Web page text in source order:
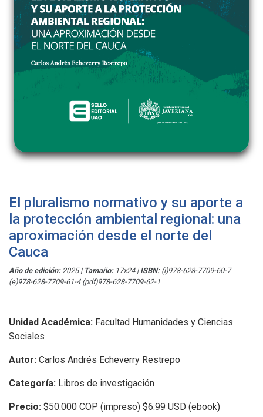
El pluralismo normativo y su aporte a
la protección ambiental regional: una
aproximación desde el norte del
Cauca
Año de edición: 2025| Tamaño: 17x24 |ISBN: (i)978-628-7709-60-7
(e)978-628-7709-61-4 (pdf)978-628-7709-62-1
Unidad Académica: Facultad Humanidades y Ciencias
Sociales
Autor: Carlos Andrés Echeverry Restrepo
Categoría: Libros de investigación
Precio: $50.000 COP (impreso) $6.99 USD (ebook)